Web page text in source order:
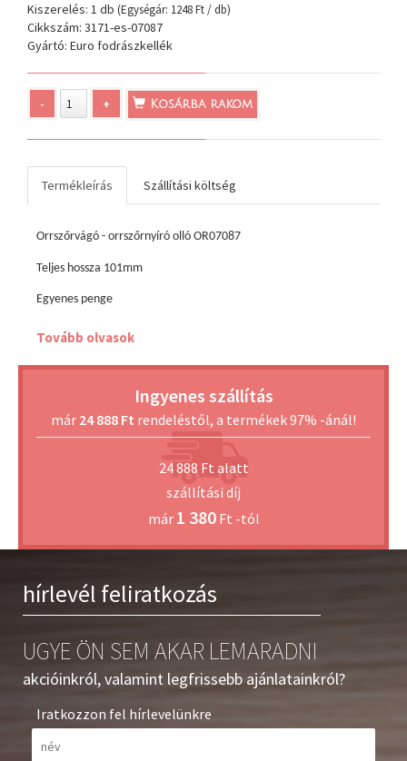
Kiszerelés: 1 db (Egységár: 1248 Ft / db)
Cikkszám: 3171-es-07087
Gyártó: Euro fodrászkellék
- + Kosárba rakom
Termékleírás Szállítási költség
Orrszőrvágó - orrszőrnyíró olló OR07087
Teljes hossza 101mm
Egyenes penge
Lekerekített hegy
Tovább olvasok
Ingyenes szállítás
már 24 888 Ft rendeléstől, a termékek 97% -ánál!
24 888 Ft alatt
szállítási díj
már 1 380Ft -tól
hírlevél feliratkozás
UGYE ÖN SEM AKAR LEMARADNI
akcióinkról, valamint legfrissebb ajánlatainkról?
Iratkozzon fel hírlevelünkre